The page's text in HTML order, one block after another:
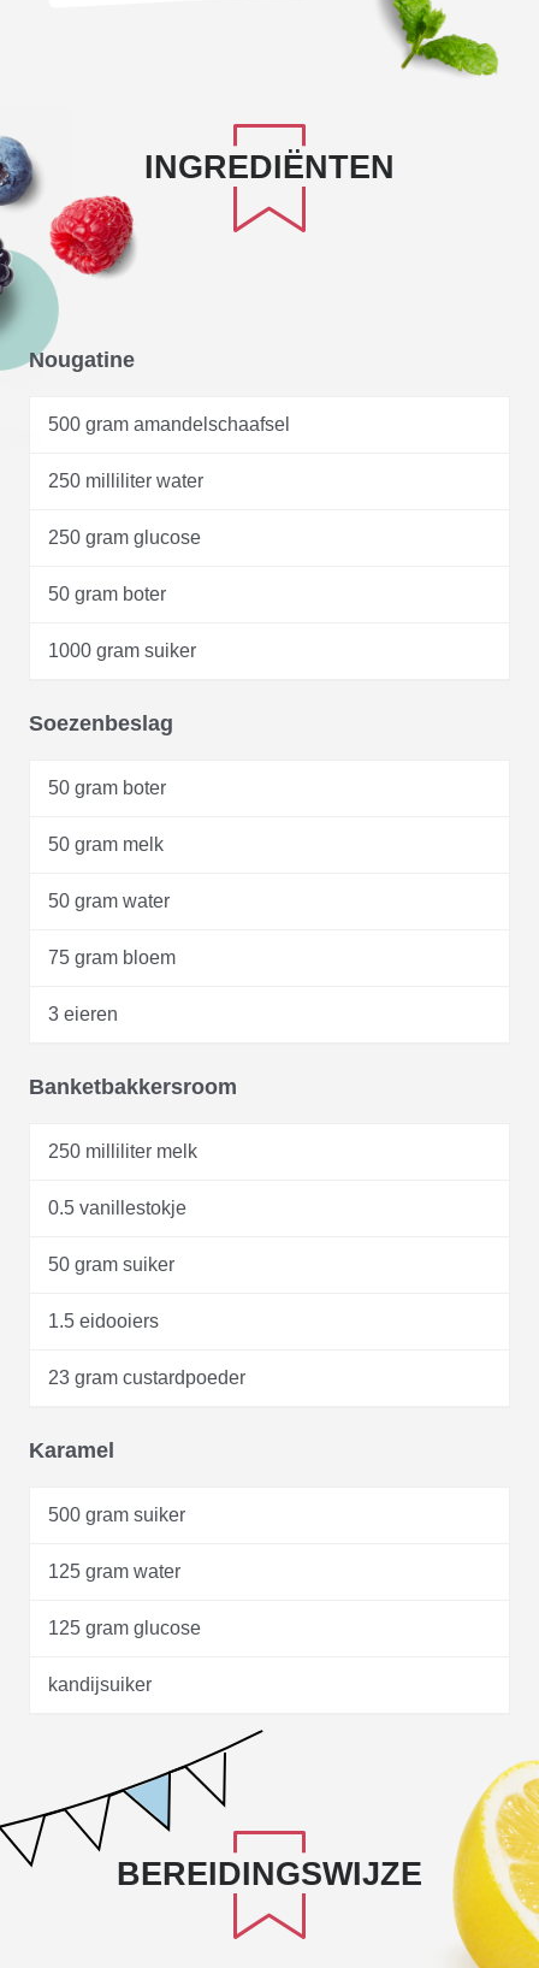
INGREDIËNTEN
Nougatine
500 gram amandelschaafsel
250 milliliter water
250 gram glucose
50 gram boter
1000 gram suiker
Soezenbeslag
50 gram boter
50 gram melk
50 gram water
75 gram bloem
3 eieren
Banketbakkersroom
250 milliliter melk
0.5 vanillestokje
50 gram suiker
1.5 eidooiers
23 gram custardpoeder
Karamel
500 gram suiker
125 gram water
125 gram glucose
kandijsuiker
BEREIDINGSWIJZE